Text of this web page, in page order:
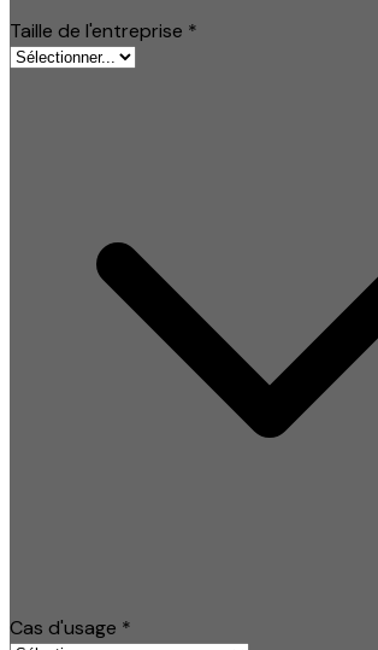
Taille de l'entreprise *
Cas d'usage *